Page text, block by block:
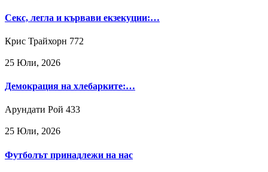
Секс, легла и кървави екзекуции:…
Крис Трайхорн 772
25 Юли, 2026
Демокрация на хлебарките:…
Арундати Рой 433
25 Юли, 2026
Футболът принадлежи на нас